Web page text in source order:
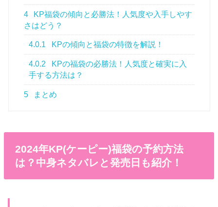
4
KP福袋の傾向と必勝法！人気度や入手しやす
さはどう？
4.0.1 KPの傾向と福袋の特徴を解説！
4.0.2
KPの福袋の必勝法！人気度と確実に入
手する方法は？
5 まとめ
2024年KP(ケーピー)福袋の予約方法
は？中身ネタバレと発売日も紹介！